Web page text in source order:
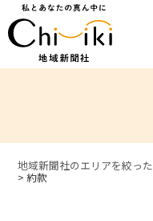
地域新聞社のエリアを絞っ
>約款